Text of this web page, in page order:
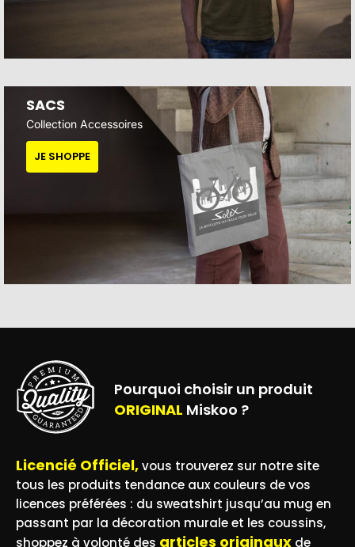
SACS
Collection Accessoires
JE SHOPPE
Pourquoi choisir un produit
ORIGINAL Miskoo ?
Licencié Officiel,vous trouverez sur notre site
tous les produits tendance aux couleurs de vos
licences préférées : du sweatshirt jusqu’au mug en
passant par la décoration murale et les coussins,
shoppez à volonté des articles originaux de